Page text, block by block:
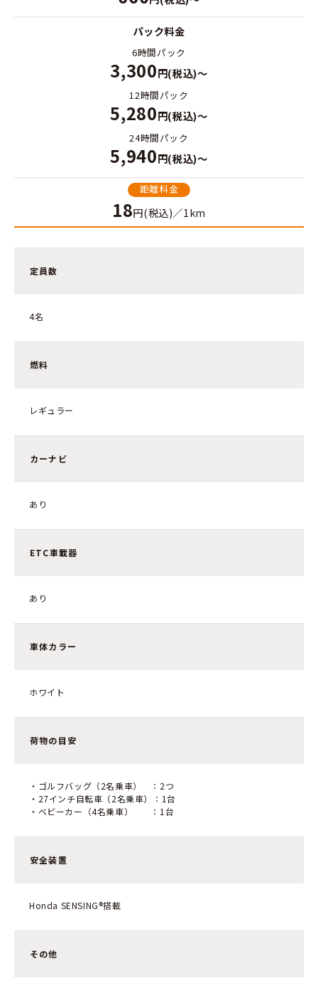
パック料金
6時間パック
3,300円(税込)～
12時間パック
5,280円(税込)～
24時間パック
5,940円(税込)～
距離料金
18円(税込)／1km
定員数
4名
燃料
レギュラー
カーナビ
あり
ETC車載器
あり
車体カラー
ホワイト
荷物の目安
・ゴルフバッグ（2名乗車） ：2つ
・27インチ自転車（2名乗車）：1台
・ベビーカー（4名乗車） ：1台
安全装置
Honda SENSING®搭載
その他